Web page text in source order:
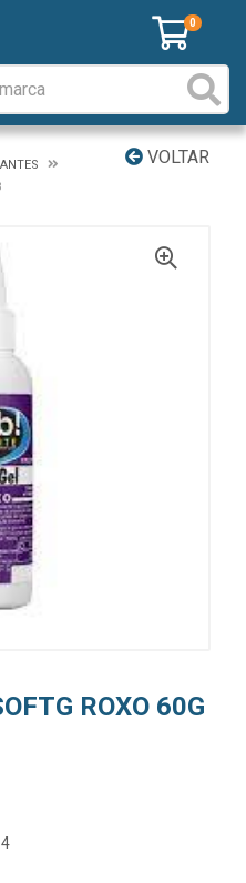
0
VOLTAR
ROXO 60G